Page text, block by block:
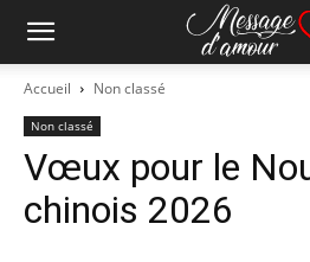
Accueil Non classé
Non classé
Vœux pour le
chinois 2026